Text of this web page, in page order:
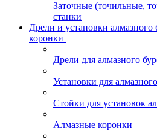
Заточные (точильные,
станки
Дрели и установки алмазного
коронки
Дрели для алмазного
Установки для
Стойки для установок
Алмазные коронки